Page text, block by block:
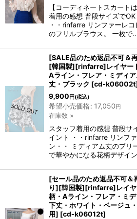
【コーディネートスカート
着用の感想 普段サイズで
・・rinfarre リンファーレ
のフリルブラウス。 一枚で
[SALE品のため返品不可＆
[韓国製][rinfarre]レイヤー
Aライン・フレア・ミディ
丈・ブラック [cd-k06002t
9,900 円 (税込)
希望小売価格: 17,050 円
在庫数 ×
スタッフ着用の感想 普段サ
イント ・・rinfarre リンフ
ン・・ ミディアム丈のプリ
で華やかになる花柄デザイ
[セール品のため返品不可＆
り][韓国製][rinfarre]レイヤ
柄・Aライン・フレア・ミ
下丈・ホワイト・ベージュ
用] [cd-k06012t]